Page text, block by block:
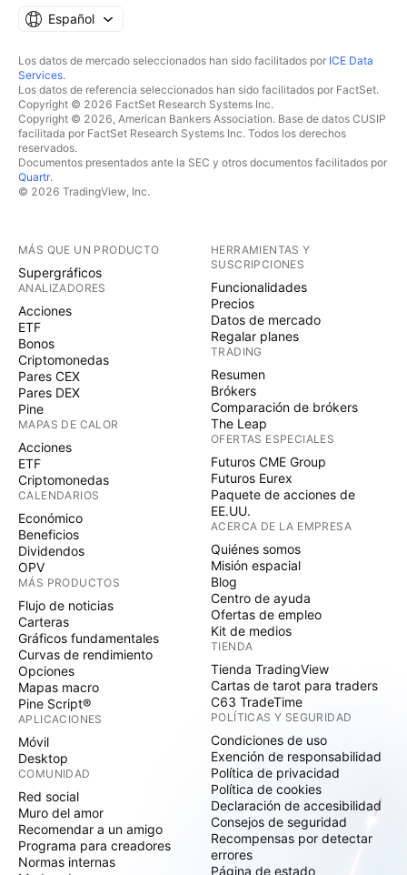
Español
Los datos de mercado seleccionados han sido facilitados por ICE Data
Services.
Los datos de referencia seleccionados han sido facilitados por FactSet.
Copyright © 2026 FactSet Research Systems Inc.
Copyright © 2026, American Bankers Association. Base de datos CUSIP
facilitada por FactSet Research Systems Inc. Todos los derechos
reservados.
Documentos presentados ante la SEC y otros documentos facilitados por
Quartr.
© 2026 TradingView, Inc.
MÁS QUE UN PRODUCTO
Supergráficos
ANALIZADORES
Acciones
ETF
Bonos
Criptomonedas
Pares CEX
Pares DEX
Pine
MAPAS DE CALOR
Acciones
ETF
Criptomonedas
CALENDARIOS
Económico
Beneficios
Dividendos
OPV
MÁS PRODUCTOS
Flujo de noticias
Carteras
Gráficos fundamentales
Curvas de rendimiento
Opciones
Mapas macro
Pine Script®
APLICACIONES
Móvil
Desktop
COMUNIDAD
Red social
Muro del amor
Recomendar a un amigo
Programa para creadores
Normas internas
HERRAMIENTAS Y
SUSCRIPCIONES
Funcionalidades
Precios
Datos de mercado
Regalar planes
TRADING
Resumen
Brókers
Comparación de brókers
The Leap
OFERTAS ESPECIALES
Futuros CME Group
Futuros Eurex
Paquete de acciones de
EE.UU.
ACERCA DE LA EMPRESA
Quiénes somos
Misión espacial
Blog
Centro de ayuda
Ofertas de empleo
Kit de medios
TIENDA
Tienda TradingView
Cartas de tarot para traders
C63 TradeTime
POLÍTICAS Y SEGURIDAD
Condiciones de uso
Exención de responsabilidad
Política de privacidad
Política de cookies
Declaración de accesibilidad
Consejos de seguridad
Recompensas por detectar
errores
Página de estado